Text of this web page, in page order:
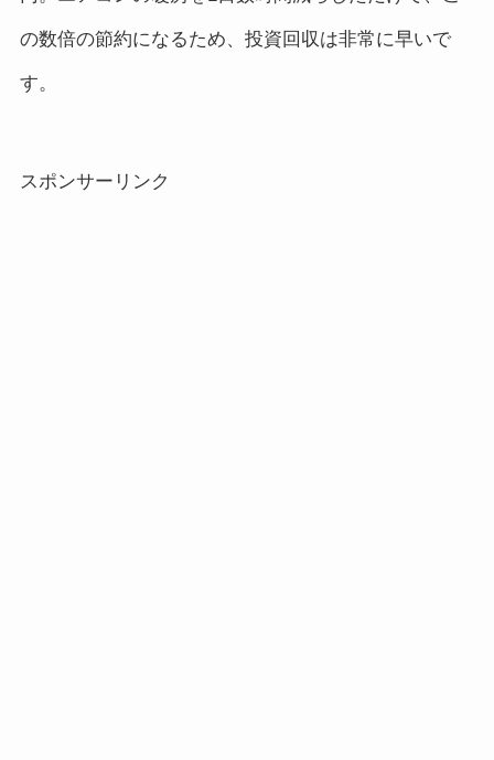
の数倍の節約になるため、投資回収は非常に早いで
す。
スポンサーリンク